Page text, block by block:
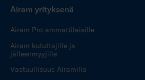
Airam yrityksenä
Airam Pro ammattilaisille
Airam kuluttajille ja
jälleenmyyjille
Vastuullisuus Airamilla